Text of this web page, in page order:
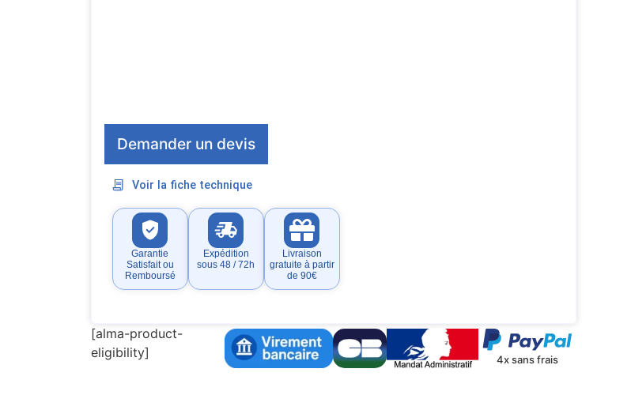
Demander un devis
Voir la fiche technique
Garantie
Satisfait ou
Remboursé
Expédition
sous 48 / 72h
Livraison
gratuite à partir
de 90€
[alma-product-
eligibility]
4x sans frais